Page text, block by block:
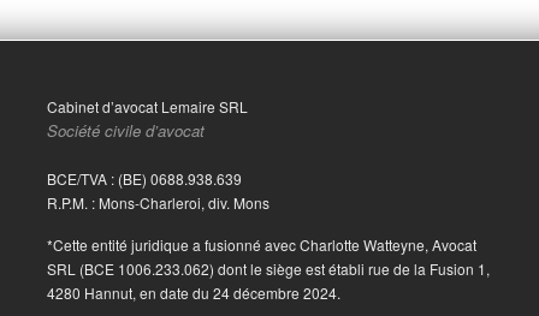
Cabinet d’avocat Lemaire SRL
Société civile d’avocat
BCE/TVA : (BE) 0688.938.639
R.P.M. : Mons-Charleroi, div. Mons
*Cette entité juridique a fusionné avec Charlotte Watteyne, Avocat
SRL (BCE 1006.233.062) dont le siège est établi rue de la Fusion 1,
4280 Hannut, en date du 24 décembre 2024.